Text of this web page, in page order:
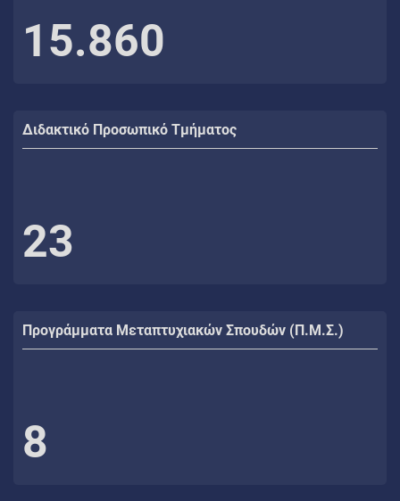
15.860
Διδακτικό Προσωπικό Τμήματος
23
Προγράμματα Μεταπτυχιακών Σπουδών (Π.Μ.Σ.)
8